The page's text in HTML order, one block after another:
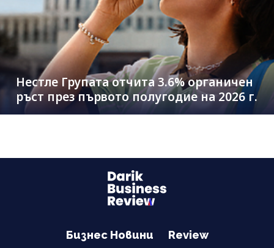
Нестле Групата отчита 3.6% органичен
ръст през първото полугодие на 2026 г.
Бизнес Новини
Review